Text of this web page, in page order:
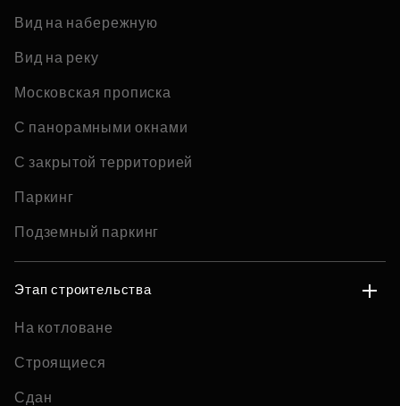
Вид на набережную
Вид на реку
Московская прописка
С панорамными окнами
С закрытой территорией
Паркинг
Подземный паркинг
Этап строительства
На котловане
Строящиеся
Сдан